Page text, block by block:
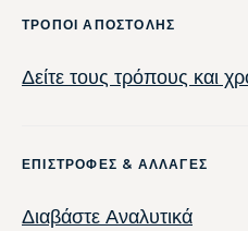
ΤΡΟΠΟΙ ΑΠΟΣΤΟΛΗΣ
Δείτε τους τρόπους και
ΕΠΙΣΤΡΟΦΕΣ & ΑΛΛΑΓΕΣ
Διαβάστε Αναλυτικά